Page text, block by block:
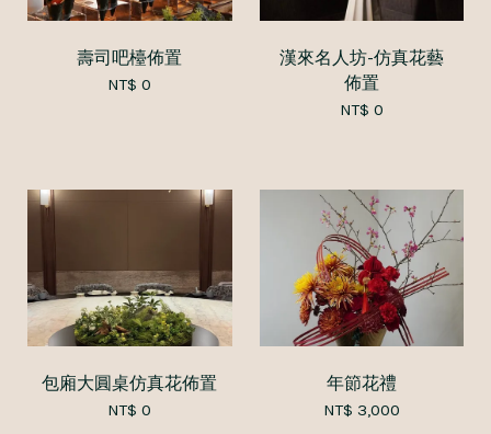
壽司吧檯佈置
NT$ 0
漢來名人坊-仿真花藝
佈置
NT$ 0
包廂大圓桌仿真花佈置
NT$ 0
年節花禮
NT$ 3,000